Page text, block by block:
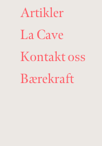
Artikler
La Cave
Kontakt oss
Bærekraft